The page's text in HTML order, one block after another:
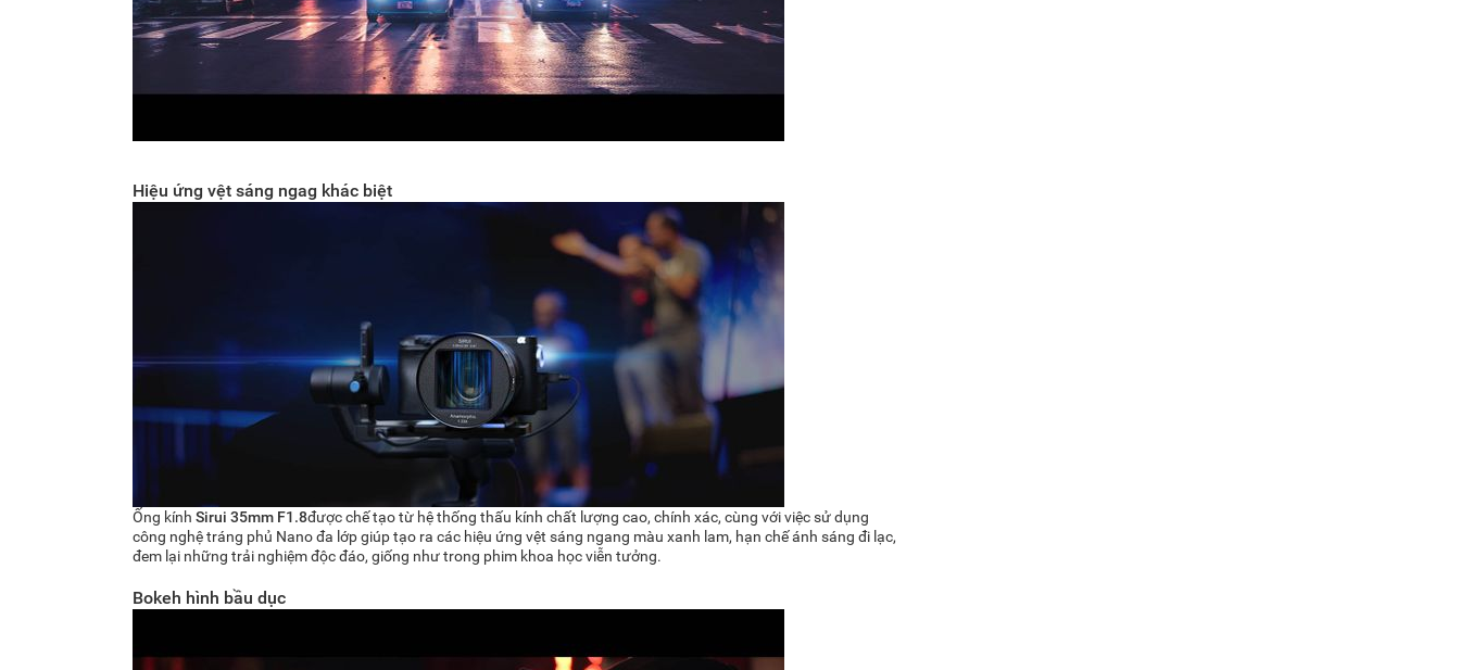
Hiệu ứng vệt sáng ngag khác biệt
Ống kính Sirui 35mm F1.8được chế tạo từ hệ thống thấu kính chất lượng cao, chính xác, cùng với việc sử dụng
công nghệ tráng phủ Nano đa lớp giúp tạo ra các hiệu ứng vệt sáng ngang màu xanh lam, hạn chế ánh sáng đi lạc,
đem lại những trải nghiệm độc đáo, giống như trong phim khoa học viễn tưởng.
Bokeh hình bầu dục